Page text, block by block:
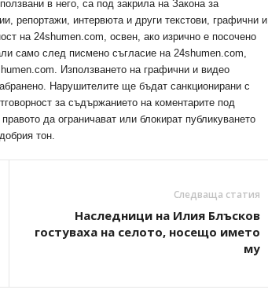
в него, са под закрила на Закона за
репортажи, интервюта и други текстови, графични и
на 24shumen.com, освен, ако изрично е посочено
само след писмено съгласие на 24shumen.com,
Използването на графични и видео
Нарушителите ще бъдат санкционирани с
за съдържанието на коментарите под
да ограничават или блокират публикуването
тон.
Следваща статия
Наследници на Илия Блъсков
гостуваха на селото, носещо името
му